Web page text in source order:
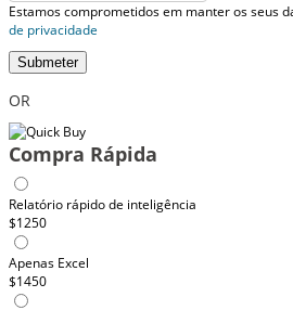
Estamos comprometidos em manter os seus
de privacidade
Submeter
OR
Compra Rápida
Relatório rápido de inteligência
$1250
Apenas Excel
$1450